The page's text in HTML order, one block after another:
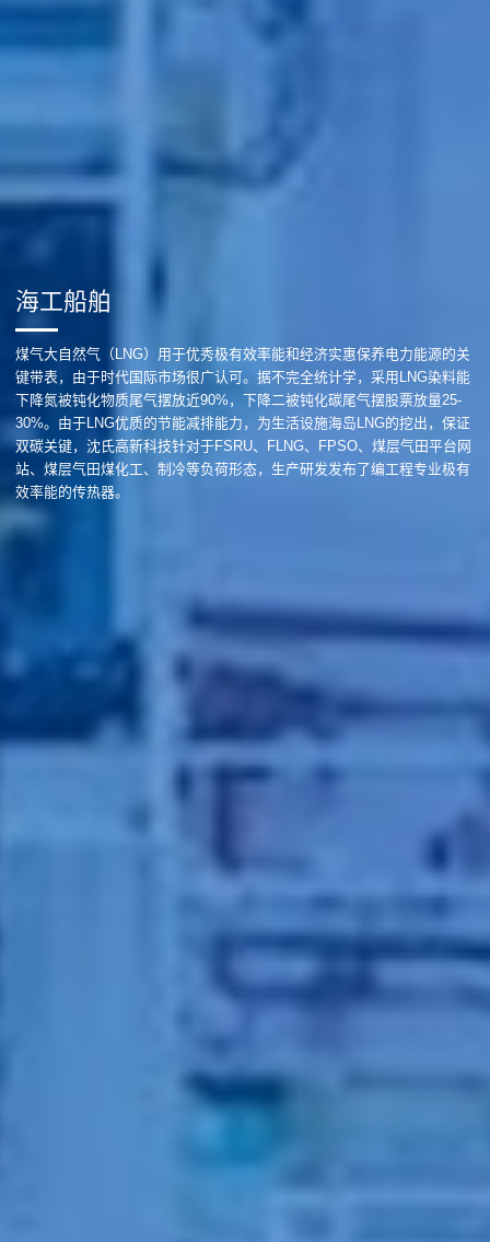
海工船舶
煤气大自然气（LNG）用于优秀极有效率能和经济实惠保养电力能源的关
键带表，由于时代国际市场很广认可。据不完全统计学，采用LNG染料能
下降氮被钝化物质尾气摆放近90%，下降二被钝化碳尾气摆股票放量25-
30%。由于LNG优质的节能减排能力，为生活设施海岛LNG的挖出，保证
双碳关键，沈氏高新科技针对于FSRU、FLNG、FPSO、煤层气田平台网
站、煤层气田煤化工、制冷等负荷形态，生产研发发布了编工程专业极有
效率能的传热器。